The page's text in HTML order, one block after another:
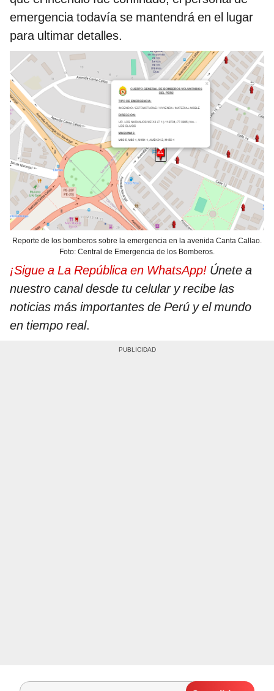
emergencia todavía se mantendrá en el lugar
para ultimar detalles.
Reporte de los bomberos sobre la emergencia en la avenida Canta Callao.
Foto: Central de Emergencia de los Bomberos.
¡Sigue a La República en WhatsApp! Únete a
nuestro canal desde tu celular y recibe las
noticias más importantes de Perú y el mundo
en tiempo real.